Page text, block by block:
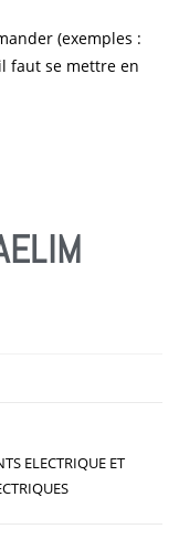
(exemples :
faut se mettre en
ELECTRIQUE ET